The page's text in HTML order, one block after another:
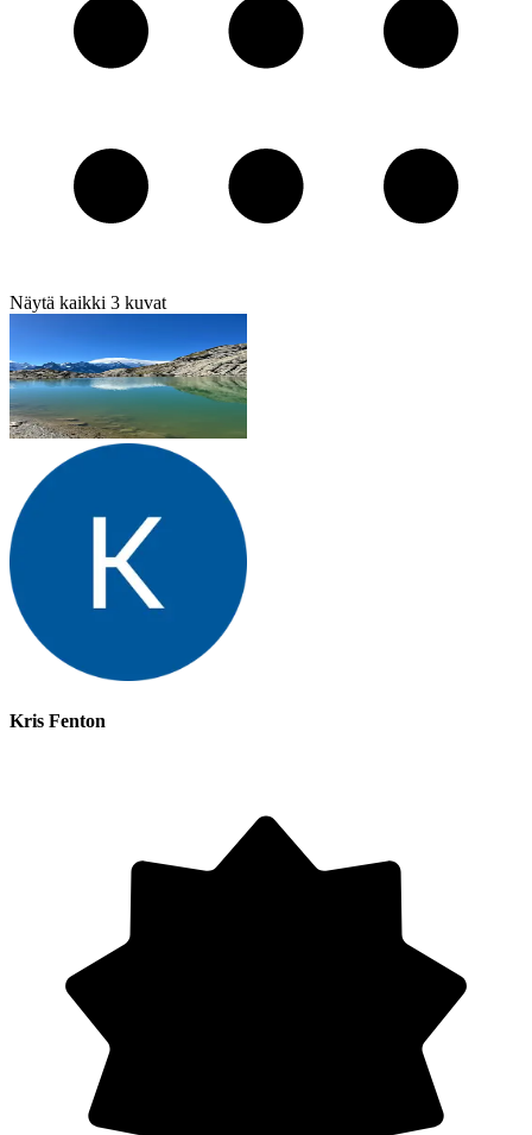
Näytä kaikki 3 kuvat
Kris Fenton